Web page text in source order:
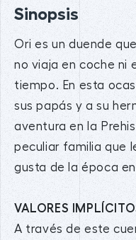
Sinopsis
Ori es un duende
no viaja en coche ni
tiempo. En esta
sus papás y a su
aventura en la
peculiar familia que
gusta de la época
VALORES
A través de este